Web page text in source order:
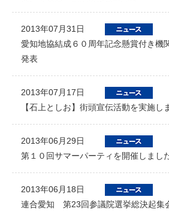
2013年07月31日
愛知地協結成６０周年記念懸賞付き
発表
2013年07月17日
【石上としお】街頭宣伝活動を実施し
2013年06月29日
第１０回サマーパーティを開催しまし
2013年06月18日
連合愛知 第23回参議院選挙総決起集